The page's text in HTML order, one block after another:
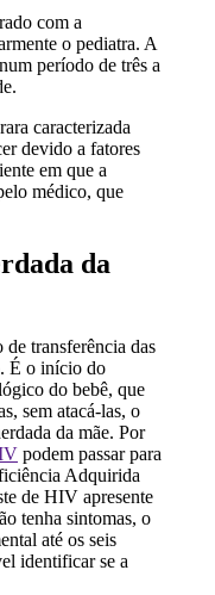
com a
o pediatra. A
período de três a
caracterizada
devido a fatores
em que a
médico, que
da
transferência das
É o início do
do bebê, que
sem atacá-las, o
da mãe. Por
podem passar para
Adquirida
de HIV apresente
tenha sintomas, o
até os seis
identificar se a